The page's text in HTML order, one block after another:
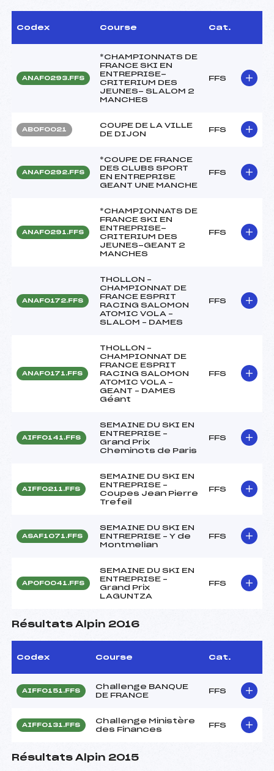
Codex Course Cat.
ANAF0293.FFS
*CHAMPIONNATS DE
FRANCE SKI EN
ENTREPRISE-
CRITERIUM DES
JEUNES- SLALOM 2
MANCHES
FFS
ABOF0021
COUPE DE LA VILLE
DE DIJON
FFS
ANAF0292.FFS
*COUPE DE FRANCE
DES CLUBS SPORT
EN ENTREPRISE
GEANT UNE MANCHE
FFS
ANAF0291.FFS
*CHAMPIONNATS DE
FRANCE SKI EN
ENTREPRISE-
CRITERIUM DES
JEUNES-GEANT 2
MANCHES
FFS
ANAF0172.FFS
THOLLON –
CHAMPIONNAT DE
FRANCE ESPRIT
RACING SALOMON
ATOMIC VOLA –
SLALOM – DAMES
FFS
ANAF0171.FFS
THOLLON –
CHAMPIONNAT DE
FRANCE ESPRIT
RACING SALOMON
ATOMIC VOLA –
GEANT – DAMES
Géant
FFS
AIFF0141.FFS
SEMAINE DU SKI EN
ENTREPRISE –
Grand Prix
Cheminots de Paris
FFS
AIFF0211.FFS
SEMAINE DU SKI EN
ENTREPRISE –
Coupes Jean Pierre
Trefeil
FFS
ASAF1071.FFS
SEMAINE DU SKI EN
ENTREPRISE – Y de
Montmelian
FFS
APOF0041.FFS
SEMAINE DU SKI EN
ENTREPRISE –
Grand Prix
LAGUNTZA
FFS
Résultats Alpin 2016
Codex Course Cat.
AIFF0151.FFS
Challenge BANQUE
DE FRANCE
FFS
AIFF0131.FFS
Challenge Ministère
des Finances
FFS
Résultats Alpin 2015